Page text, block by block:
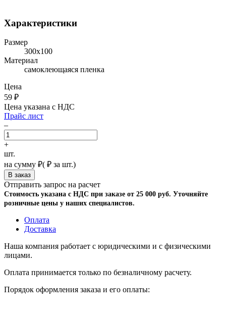
Характеристики
Размер
300х100
Материал
самоклеющаяся пленка
Цена
59 ₽
Цена указана с НДС
Прайс лист
–
+
шт.
на сумму ₽( ₽ за шт.)
Отправить запрос на расчет
Стоимость указана с НДС при заказе от 25 000 руб. Уточняйте
розничные цены у наших специалистов.
Оплата
Доставка
Наша компания работает с юридическими и с физическими
лицами.
Оплата принимается только по безналичному расчету.
Порядок оформления заказа и его оплаты: